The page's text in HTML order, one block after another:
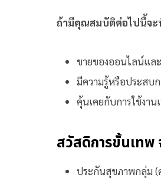
ถ้ามีคุณสมบัติต่อไปนี้จะ
ขายของออนไลน์แล
มีความรู้หรือประสบ
คุ้นเคยกับการใช้งา
สวัสดิการขั้นเทพ
ประกันสุขภาพกลุ่ม (